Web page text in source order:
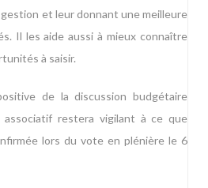
et leur donnant une meilleure
Il les aide aussi à mieux connaître
à saisir.
de la discussion budgétaire
associatif restera vigilant à ce que
lors du vote en plénière le 6